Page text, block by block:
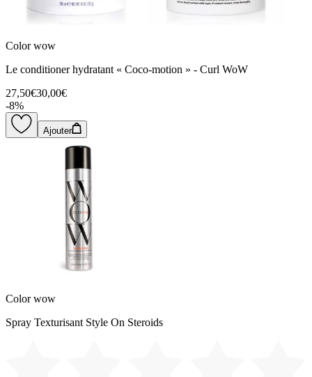
Color wow
Le conditioner hydratant « Coco-motion » - Curl WoW
27,50€30,00€
-8%
Ajouter
Color wow
Spray Texturisant Style On Steroids